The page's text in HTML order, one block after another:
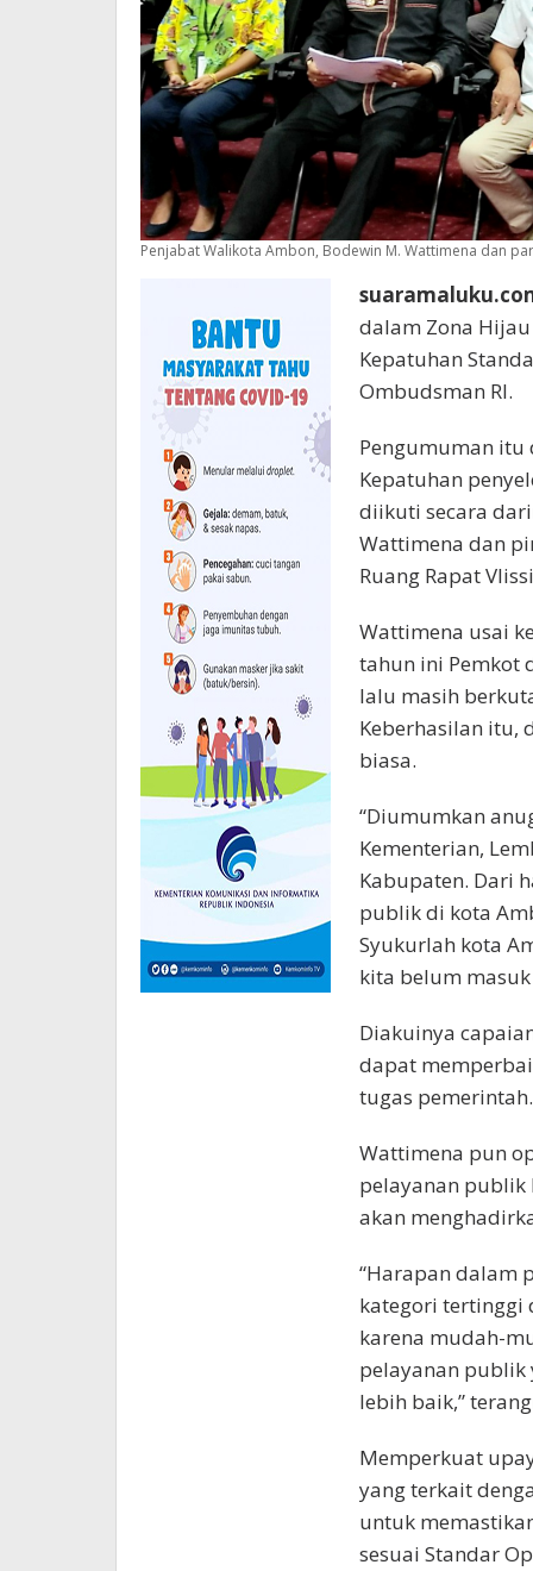
Penjabat Walikota Ambon, Bodewin M. Wattimena dan
dalam Zona
Kepatuhan
Ombudsman RI.
Pengumuman itu
Kepatuhan
diikuti secara
Wattimena dan
Ruang Rapat
Wattimena usai
tahun ini Pemkot
lalu masih
Keberhasilan itu,
biasa.
“Diumumkan
Kementerian,
Kabupaten. Dari
publik di kota
Syukurlah kota
kita belum
Diakuinya
dapat
tugas pemerintah.
Wattimena pun
pelayanan publik
akan
“Harapan dalam
kategori tertinggi
karena mudah-
pelayanan publik
lebih baik,”
Memperkuat
yang terkait
untuk
sesuai Standar